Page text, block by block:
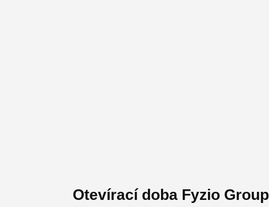
Otevírací doba Fyzio Group